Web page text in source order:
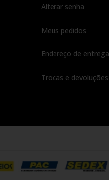
Alterar senha
Meus pedidos
Endereço de entrega
Trocas e devoluções